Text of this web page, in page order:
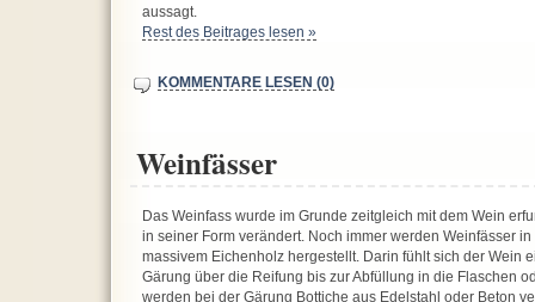
aussagt.
Rest des Beitrages lesen »
KOMMENTARE LESEN (0)
Weinfässer
Das Weinfass wurde im Grunde zeitgleich mit dem Wein
in seiner Form verändert. Noch immer werden Weinfässer
massivem Eichenholz hergestellt. Darin fühlt sich der Wein
Gärung über die Reifung bis zur Abfüllung in die Flaschen
werden bei der Gärung Bottiche aus Edelstahl oder Beton